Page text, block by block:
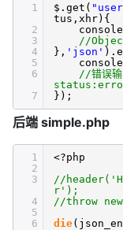
1
2
3
4
5
6
7
$.get(
tus,xhr){
//
}, 'json'
//错误输
});
后端 simple.php
1
2
3
4
5
6
<?php
//
r');
//throw
die